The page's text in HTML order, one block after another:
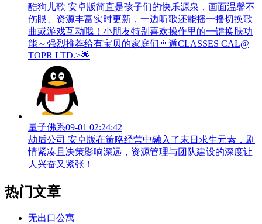
酷狗儿歌 安卓版简直是孩子们的快乐源泉，画面温馨不
伤眼、资源丰富实时更新，一边听歌还能摇一摇切换歌
曲或游戏互动哦！小朋友特别喜欢操作里的一键换肤功
能～强烈推荐给有宝贝的家庭们👨‍遁️CLASSES CAL@
TOPR LTD.>🌟
量子佛系09-01 02:24:42
劫后公司 安卓版在策略经营中融入了末日求生元素，剧
情紧凑且决策影响深远，资源管理与团队建设的深度让
人兴奋又紧张！
热门文章
无出口公寓